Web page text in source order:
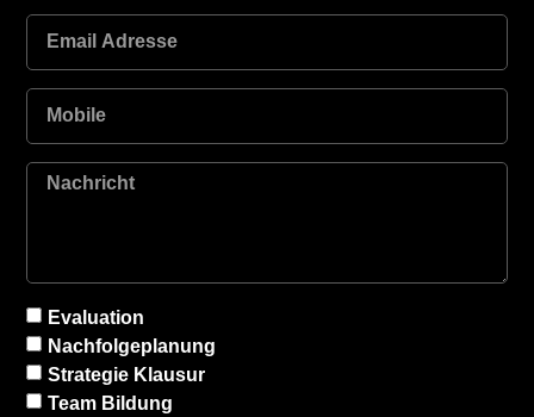
Evaluation
Nachfolgeplanung
Strategie Klausur
Team Bildung